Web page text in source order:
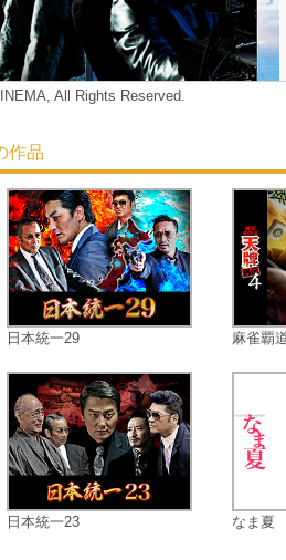
All Rights Reserved.
作品
日本統一29
日本統一23
麻雀覇
なま夏